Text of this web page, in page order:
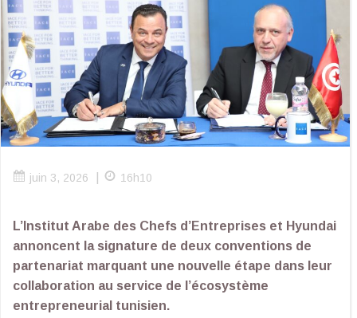
juin 3, 2026 16h10
L’Institut Arabe des Chefs d’Entreprises et Hyundai
annoncent la signature de deux conventions de
partenariat marquant une nouvelle étape dans leur
collaboration au service de l’écosystème
entrepreneurial tunisien.